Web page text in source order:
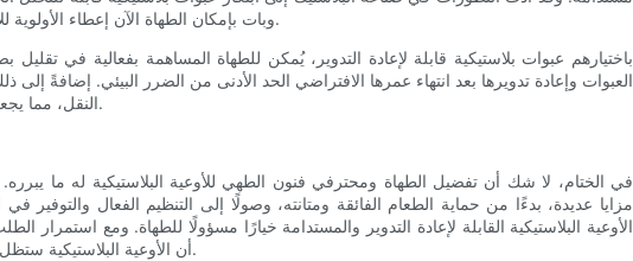
وبات بإمكان الطهاة الآن إعطاء الأولوية للاستدامة دون التنازل عن مزايا التخزين البلاستيكي.
باختيارهم عبوات بلاستيكية قابلة لإعادة التدوير، يُمكن للطهاة المساهمة بفعالية في
العبوات وإعادة تدويرها بعد انتهاء عمرها الافتراضي الحد الأدنى من الضرر البيئي. إضافةً إلى
النقل، مما يجعلها خيارًا أكثر استدامةً مقارنةً بالبدائل الأكبر حجمًا.
في الختام، لا شك أن تفضيل الطهاة ومحترفي فنون الطهي للأوعية البلاستيكية له ما يبرره.
مزايا عديدة، بدءًا من حماية الطعام الفائقة ومتانته، وصولًا إلى التنظيم الفعال والتوفير
الأوعية البلاستيكية القابلة لإعادة التدوير والمستدامة خيارًا مسؤولًا للطهاة. ومع
أن الأوعية البلاستيكية ستظل عنصرًا أساسيًا في المطابخ الاحترافية حول العالم.